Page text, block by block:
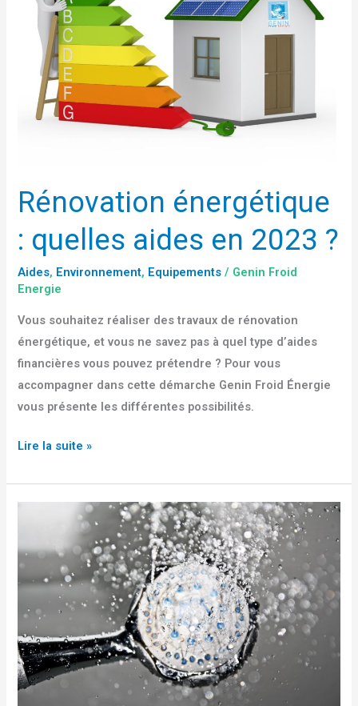
Rénovation énergétique
: quelles aides en 2023 ?
Aides, Environnement, Equipements / Genin Froid
Energie
Vous souhaitez réaliser des travaux de rénovation
énergétique, et vous ne savez pas à quel type d’aides
financières vous pouvez prétendre ? Pour vous
accompagner dans cette démarche Genin Froid Énergie
vous présente les différentes possibilités.
Lire la suite »
thermodynamique….
Quèsaco ?